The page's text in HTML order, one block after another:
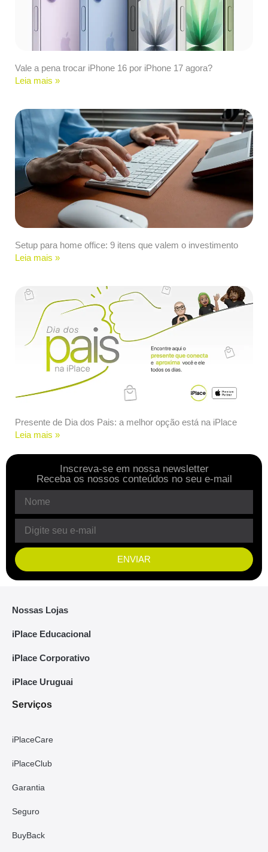
Vale a pena trocar iPhone 16 por iPhone 17 agora?
Leia mais »
Setup para home office: 9 itens que valem o investimento
Leia mais »
Presente de Dia dos Pais: a melhor opção está na iPlace
Leia mais »
Inscreva-se em nossa newsletter
Receba os nossos conteúdos no seu e-mail
ENVIAR
Nossas Lojas
iPlace Educacional
iPlace Corporativo
iPlace Uruguai
Serviços
iPlaceCare
iPlaceClub
Garantia
Seguro
BuyBack